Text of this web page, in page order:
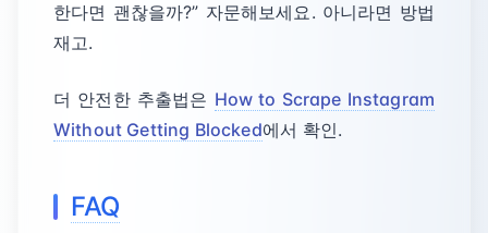
한다면 괜찮을까?” 자문해보세요. 아니라면 방법
재고.
더 안전한 추출법은 How to Scrape Instagram
Without Getting Blocked에서 확인.
FAQ